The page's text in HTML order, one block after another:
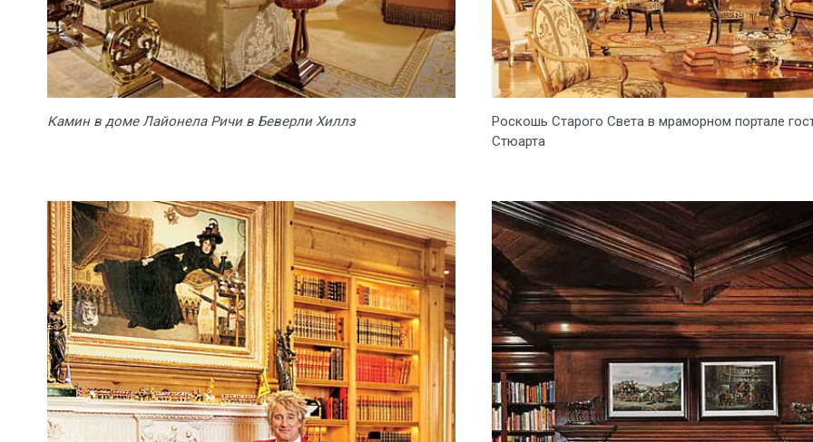
Камин в доме Лайонела Ричи в Беверли Хиллз
Роскошь Старого Света в мраморном портале
Стюарта